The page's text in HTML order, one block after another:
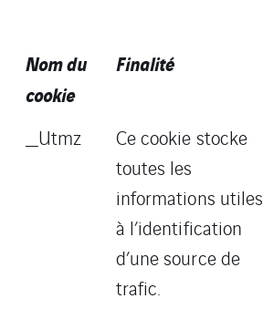
Nom du
cookie
Finalité
_Utmz
Ce cookie stocke
toutes les
informations utiles
à l’identification
d’une source de
trafic.